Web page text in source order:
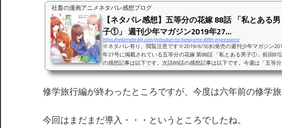
社畜の漫画アニメネタバレ感想ブログ
【ネタバレ感想】五等分の花嫁 88話 「私とある男
子①」 週刊少年マガジン2019年27...
https://nekomata-blg.com/gotoubun-no-hanayome-88th-impressions/
※ネタバレ有り。閲覧注意です※2019/6/5(水)発売の週刊少年マガジン
年27号に掲載されている五等分の花嫁 第88話 「私とある男子①」前回87
の感想記事は以下です。次話89話の感想記事は以下です。今週は「五等分
の花嫁」大特集号！！これは朝になったら雑誌も買わねばですね・・・
花嫁展 公式キャラクターブック発売決定 ベストエピソード人気投票開催
定漫画賞受賞すげえ・・・！！！五等分人気、とどまるところを知りませ
修学旅行編が終わったところですが、今度は六年前の修学
今回はまだまだ導入・・・というところでしたね。